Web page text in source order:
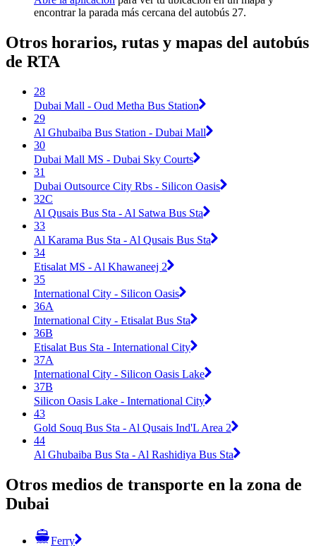
encontrar la parada más cercana del autobús 27.
Otros horarios, rutas y mapas del autobús
de RTA
28
Dubai Mall - Oud Metha Bus Station
29
Al Ghubaiba Bus Station - Dubai Mall
30
Dubai Mall MS - Dubai Sky Courts
31
Dubai Outsource City Rbs - Silicon Oasis
32C
Al Qusais Bus Sta - Al Satwa Bus Sta
33
Al Karama Bus Sta - Al Qusais Bus Sta
34
Etisalat MS - Al Khawaneej 2
35
International City - Silicon Oasis
36A
International City - Etisalat Bus Sta
36B
Etisalat Bus Sta - International City
37A
International City - Silicon Oasis Lake
37B
Silicon Oasis Lake - International City
43
Gold Souq Bus Sta - Al Qusais Ind'L Area 2
44
Al Ghubaiba Bus Sta - Al Rashidiya Bus Sta
Otros medios de transporte en la zona de
Dubai
Ferry